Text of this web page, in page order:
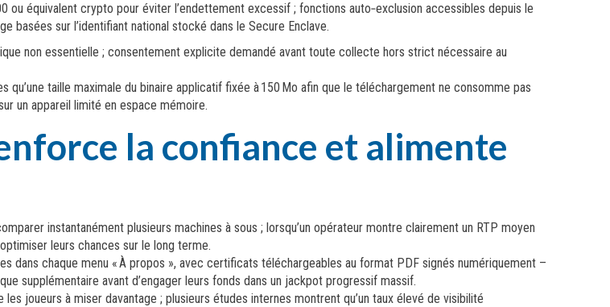
ou équivalent crypto pour éviter l’endettement excessif ; fonctions auto‑exclusion accessibles depuis le
basées sur l’identifiant national stocké dans le Secure Enclave.
non essentielle ; consentement explicite demandé avant toute collecte hors strict nécessaire au
taille maximale du binaire applicatif fixée à 150 Mo afin que le téléchargement ne consomme pas
un appareil limité en espace mémoire.
la confiance et alimente
instantanément plusieurs machines à sous ; lorsqu’un opérateur montre clairement un RTP moyen
leurs chances sur le long terme.
dans chaque menu « À propos », avec certificats téléchargeables au format PDF signés numériquement –
supplémentaire avant d’engager leurs fonds dans un jackpot progressif massif.
joueurs à miser davantage ; plusieurs études internes montrent qu’un taux élevé de visibilité